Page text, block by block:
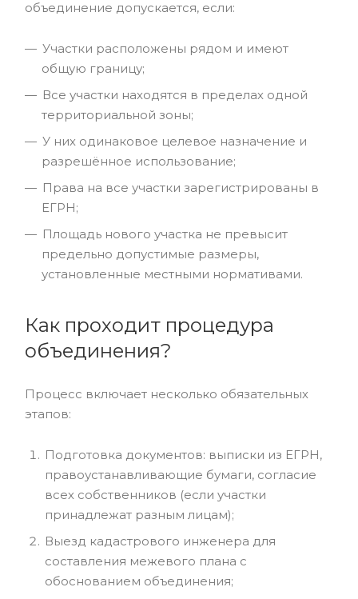
объединение допускается, если:
Участки расположены рядом и имеют
общую границу;
Все участки находятся в пределах одной
территориальной зоны;
У них одинаковое целевое назначение и
разрешённое использование;
Права на все участки зарегистрированы в
ЕГРН;
Площадь нового участка не превысит
предельно допустимые размеры,
установленные местными нормативами.
Как проходит процедура
объединения?
Процесс включает несколько обязательных
этапов:
Подготовка документов: выписки из ЕГРН,
правоустанавливающие бумаги, согласие
всех собственников (если участки
принадлежат разным лицам);
Выезд кадастрового инженера для
составления межевого плана с
обоснованием объединения;